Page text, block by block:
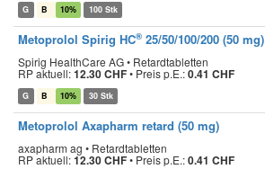
G B 10% 100 Stk
Metoprolol Spirig HC® 25/50/100/200 (50 mg)
Spirig HealthCare AG • Retardtabletten
RP aktuell:12.30 CHF• Preis p.E.:0.41 CHF
G B 10% 30 Stk
Metoprolol Axapharm retard (50 mg)
axapharm ag • Retardtabletten
RP aktuell:12.30 CHF• Preis p.E.:0.41 CHF